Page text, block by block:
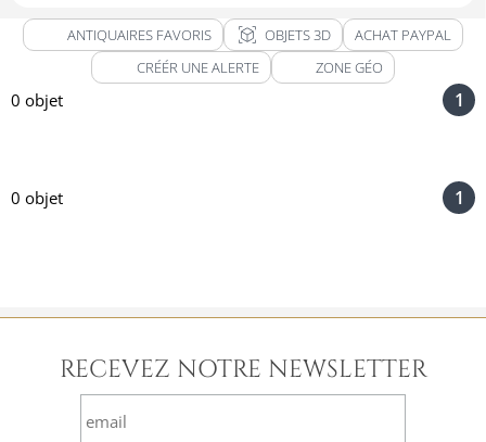
ANTIQUAIRES FAVORIS view_in_ar OBJETS 3D
ACHAT PAYPAL
CRÉÉR UNE ALERTE
ZONE GÉO
0 objet 1
0 objet 1
RECEVEZ NOTRE NEWSLETTER